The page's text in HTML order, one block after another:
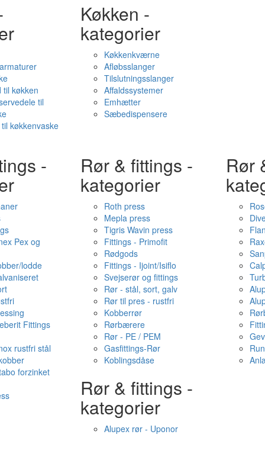
til køkken
til
køkkenvaske
Køkken -
kategorier
Køkkenkværne
Afløbsslanger
Tilslutningsslanger
Affaldssystemer
Emhætter
Sæbedispensere
-
Pex og
lodde
Fittings
rustfri stål
forzinket
Rør & fittings -
kategorier
Roth press
Mepla press
Tigris Wavin press
Fittings - Primofit
Rødgods
Fittings - Ijoint/Isiflo
Svejserør og fittings
Rør - stål, sort, galv
Rør til pres - rustfri
Kobberrør
Rørbærere
Rør - PE / PEM
Gasfittings-Rør
Koblingsdåse
Rør
Rør & fittings -
kategorier
Alupex rør - Uponor